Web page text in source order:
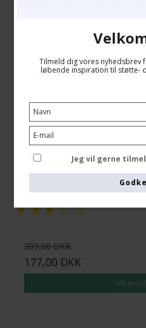
Medicinske
Marineblå
SupCare
6509-3
209,00 DKK
177,00 DKK
Vis
Tilmeld dig vores nyhedsbrev
løbende inspiration til støtte-
Jeg vil gerne